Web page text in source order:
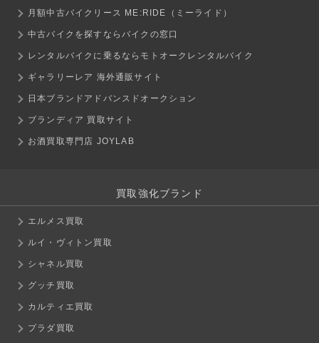
月額中古バイクリース ME:RIDE（ミーライド）
中古バイクを探すならバイクの窓口
レンタルバイクに乗るならモトオークレンタルバイク
ギャラリーレア 海外通販サイト
日本ブランドアドバンスドオークション
ブランディア 買取サイト
お酒買取専門店 JOYLAB
買取強化ブランド
エルメス買取
ルイ・ヴィトン買取
シャネル買取
グッチ買取
カルティエ買取
プラダ買取